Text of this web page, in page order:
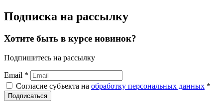
Подписка на рассылку
Хотите быть в курсе новинок?
Подпишитесь на рассылку
Email *
Согласие субъекта на обработку персональных данных *
Подписаться